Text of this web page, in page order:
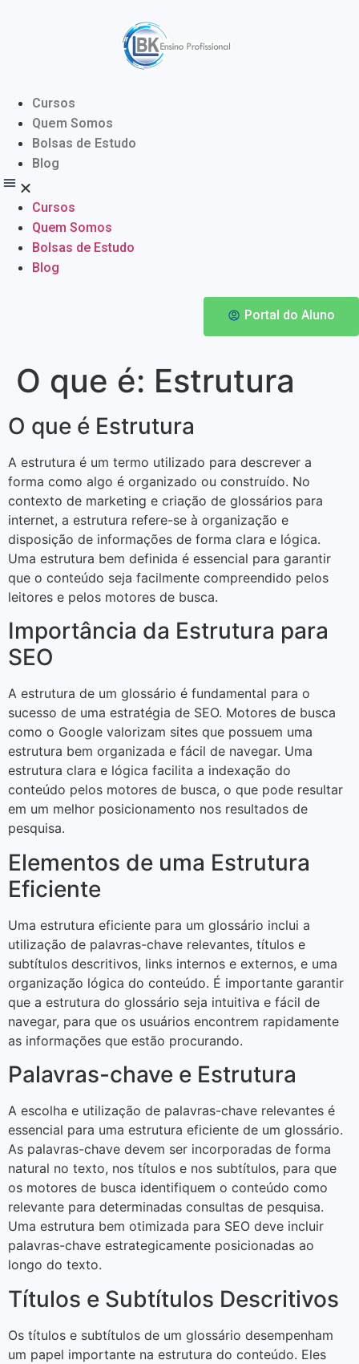
Cursos
Quem Somos
Bolsas de Estudo
Blog
Cursos
Quem Somos
Bolsas de Estudo
Blog
Portal do Aluno
O que é: Estrutura
O que é Estrutura
A estrutura é um termo utilizado para descrever a
forma como algo é organizado ou construído. No
contexto de marketing e criação de glossários para
internet, a estrutura refere-se à organização e
disposição de informações de forma clara e lógica.
Uma estrutura bem definida é essencial para garantir
que o conteúdo seja facilmente compreendido pelos
leitores e pelos motores de busca.
Importância da Estrutura para
SEO
A estrutura de um glossário é fundamental para o
sucesso de uma estratégia de SEO. Motores de busca
como o Google valorizam sites que possuem uma
estrutura bem organizada e fácil de navegar. Uma
estrutura clara e lógica facilita a indexação do
conteúdo pelos motores de busca, o que pode resultar
em um melhor posicionamento nos resultados de
pesquisa.
Elementos de uma Estrutura
Eficiente
Uma estrutura eficiente para um glossário inclui a
utilização de palavras-chave relevantes, títulos e
subtítulos descritivos, links internos e externos, e uma
organização lógica do conteúdo. É importante garantir
que a estrutura do glossário seja intuitiva e fácil de
navegar, para que os usuários encontrem rapidamente
as informações que estão procurando.
Palavras-chave e Estrutura
A escolha e utilização de palavras-chave relevantes é
essencial para uma estrutura eficiente de um glossário.
As palavras-chave devem ser incorporadas de forma
natural no texto, nos títulos e nos subtítulos, para que
os motores de busca identifiquem o conteúdo como
relevante para determinadas consultas de pesquisa.
Uma estrutura bem otimizada para SEO deve incluir
palavras-chave estrategicamente posicionadas ao
longo do texto.
Títulos e Subtítulos Descritivos
Os títulos e subtítulos de um glossário desempenham
um papel importante na estrutura do conteúdo. Eles